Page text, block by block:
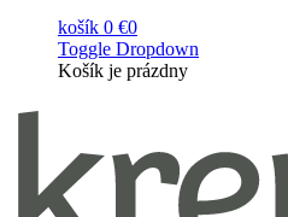
košík 0 €0
Toggle Dropdown
Košík je prázdny